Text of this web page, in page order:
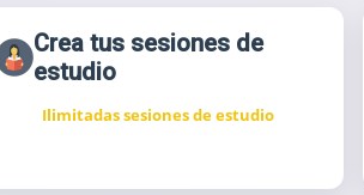
Crea tus sesiones de
estudio
Ilimitadas sesiones de estudio